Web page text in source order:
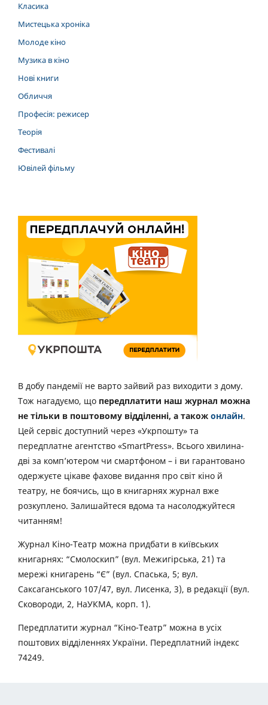
Класика
Мистецька хроніка
Молоде кіно
Музика в кіно
Нові книги
Обличчя
Професія: режисер
Теорія
Фестивалі
Ювілей фільму
В добу пандемії не варто зайвий раз виходити з дому.
Тож нагадуємо, що передплатити наш журнал можна
не тільки в поштовому відділенні, а також онлайн.
Цей сервіс доступний через «Укрпошту» та
передплатне агентство «SmartPress». Всього хвилина-
дві за комп’ютером чи смартфоном – і ви гарантовано
одержуєте цікаве фахове видання про світ кіно й
театру, не боячись, що в книгарнях журнал вже
розкуплено. Залишайтеся вдома та насолоджуйтеся
читанням!
Журнал Кіно-Театр можна придбати в київських
книгарнях: “Смолоскип” (вул. Межигірська, 21) та
мережі книгарень “Є” (вул. Спаська, 5; вул.
Саксаганського 107/47, вул. Лисенка, 3), в редакції (вул.
Сковороди, 2, НаУКМА, корп. 1).
Передплатити журнал “Кіно-Театр” можна в усіх
поштових відділеннях України. Передплатний індекс
74249.